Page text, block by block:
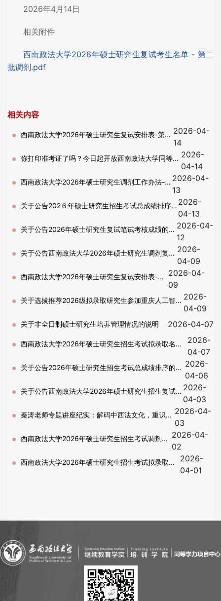
2026年4月14日
相关附件
西南政法大学2026年硕士研究生复试考生名单 - 第二
批调剂.pdf
相关内容
西南政法大学2026年硕士研究生复试安排表-第二
批调剂
2026-04-
14
你打印准考证了吗？今日起开放西南政法大学同等学
力申硕校考准考证打印
2026-
04-14
西南政法大学2026年硕士研究生调剂工作办法-第 2026-04-
13
关于公告202６年硕士研究生招生考试总成绩排序
的通知-调剂考生
2026-
04-13
关于公告2026年硕士研究生复试笔试考核成绩的通
知-调剂考生
2026-04-
12
关于公告西南政法大学2026年硕士研究生调剂复试
考生名单的通知
2026-
04-09
西南政法大学2026年硕士研究生复试安排表-调
2026-04-
09
关于选拔推荐2026级拟录取研究生参加重庆人工智能
学院招生培养（第二批）的通知
2026-
04-09
关于非全日制硕士研究生培养管理情况的说明 2026-04-07
西南政法大学2026年硕士研究生招生考试拟录取名单
公示－第二批复试（含退役大学生士兵计划）
2026-
04-07
关于公告2026年硕士研究生招生考试总成绩排序的通
知-第二批复试(含退役士兵专项计划)
2026-
04-06
关于公告西南政法大学2026年硕士研究生招生复试考
生分组名单的通知-第二批复试
2026-
04-03
秦涛老师专题讲座纪实：解码中西法文化，重识中
国司法精神
2026-04-
03
西南政法大学2026年硕士研究生招生考试调剂工
作办法
2026-04-
02
西南政法大学2026年硕士研究生招生考试拟录取名
2026-
04-01